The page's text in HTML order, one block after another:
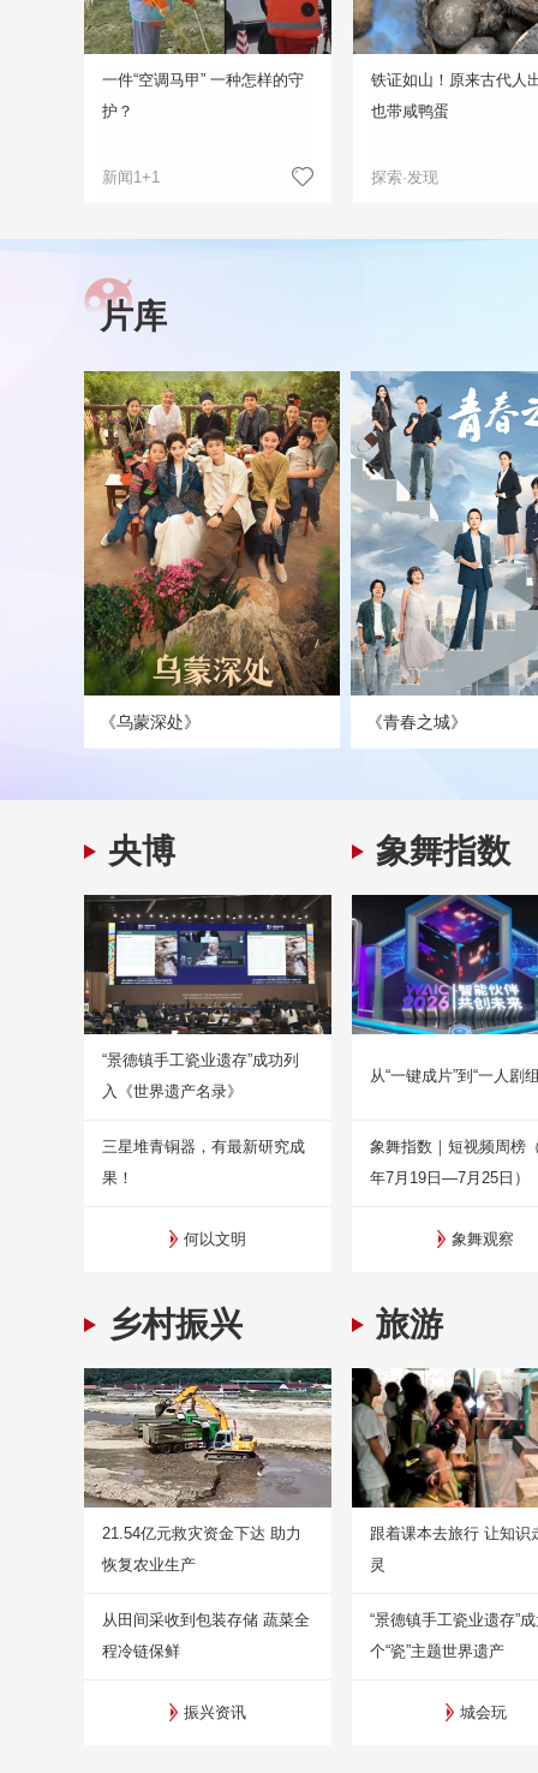
一件“空调马甲” 一种怎样的守
护？
新闻1+1
铁证如山！原来古代人
也带咸鸭蛋
探索·发现
片库
《乌蒙深处》 《青春之城》
央博
“景德镇手工瓷业遗存”成功列
入《世界遗产名录》
三星堆青铜器，有最新研究成
果！
何以文明
象舞指数
从“一键成片”到“一人剧
象舞指数｜短视频周榜
年7月19日—7月25日）
象舞观察
乡村振兴
21.54亿元救灾资金下达 助力
恢复农业生产
从田间采收到包装存储 蔬菜全
程冷链保鲜
振兴资讯
旅游
跟着课本去旅行 让知识
灵
“景德镇手工瓷业遗存”
个“瓷”主题世界遗产
城会玩